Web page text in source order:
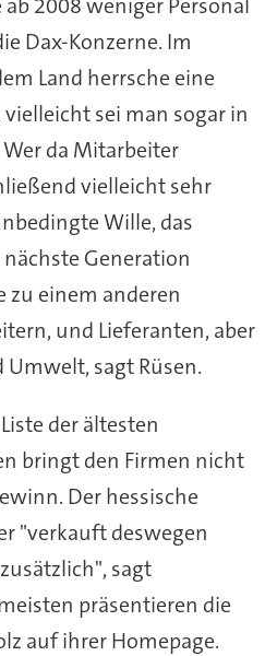
Dax-Konzerne. Im
Land herrsche eine
sei man sogar in
da Mitarbeiter
vielleicht sehr
Wille, das
Generation
einem anderen
und Lieferanten, aber
sagt Rüsen.
der ältesten
bringt den Firmen nicht
Der hessische
"verkauft deswegen
sagt
präsentieren die
auf ihrer Homepage.